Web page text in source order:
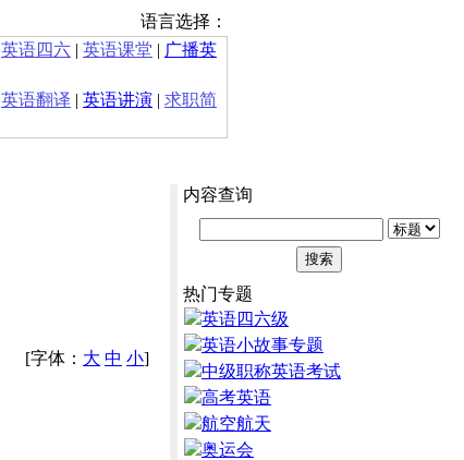
语言选择：
英语四六 | 英语课堂 | 广播英
英语翻译 | 英语讲演 | 求职简
[字体： 大 中 小]
内容查询
热门专题
英语四六级
英语小故事专题
中级职称英语考试
高考英语
航空航天
奥运会